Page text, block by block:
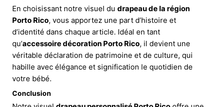
En choisissant notre visuel du drapeau de la région
Porto Rico, vous apportez une part d’histoire et
d’identité dans chaque article. Idéal en tant
qu’accessoire décoration Porto Rico, il devient une
véritable déclaration de patrimoine et de culture, qui
habille avec élégance et signification le quotidien de
votre bébé.
Conclusion